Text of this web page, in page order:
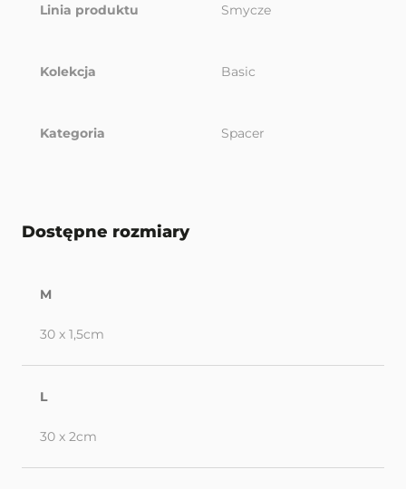
Linia produktu Smycze
Kolekcja Basic
Kategoria Spacer
Dostępne rozmiary
M
30 x 1,5cm
L
30 x 2cm